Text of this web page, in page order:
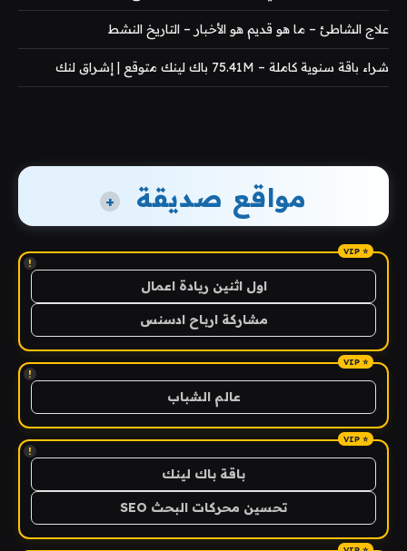
علاج الشاطئ – ما هو قديم هو الأخبار – التاريخ النشط
شراء باقة سنوية كاملة – 75.41M باك لينك متوقع | إشراق لنك
مواقع صديقة +
!
اول اثنين ريادة اعمال
مشاركة ارباح ادسنس
!
عالم الشباب
!
باقة باك لينك
تحسين محركات البحث SEO